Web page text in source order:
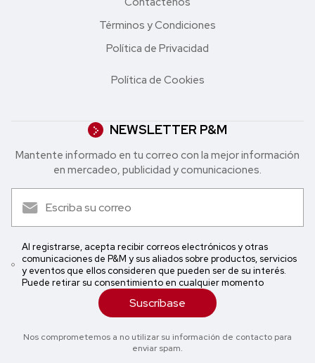
Términos y Condiciones
Política de Privacidad
Política de Cookies
NEWSLETTER P&M
Mantente informado en tu correo con la mejor in formación
en mercadeo, publicidad y comunicaciones.
Al registrarse, acepta recibir correos electrónicos y otras
comunicaciones de P&M y sus aliados sobre productos, servicios
y eventos que ellos consideren que pueden ser de su interés.
Puede retirar su consentimiento en cualquier momento
Suscríbase
Nos comprometemos a no utilizar su información de contacto para
enviar spam.